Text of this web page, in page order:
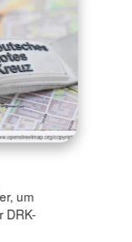
um
DRK-